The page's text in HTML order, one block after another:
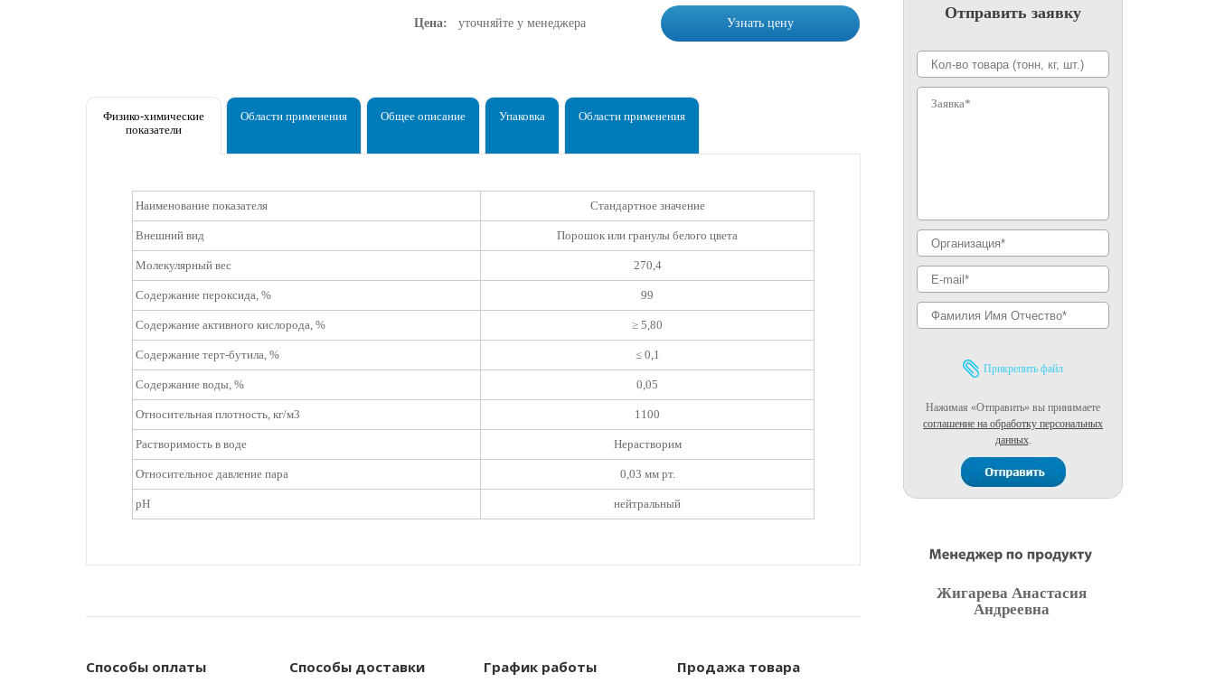
Цена: уточняйте у менеджера Узнать цену
Физико-химические
показатели
Области применения Общее описание Упаковка Области применения
Наименование показателя Стандартное значение
Внешний вид Порошок или гранулы белого цвета
Молекулярный вес 270,4
Содержание пероксида, % 99
Содержание активного кислорода, % ≥ 5,80
Содержание терт-бутила, % ≤ 0,1
Содержание воды, % 0,05
Относительная плотность, кг/м3 1100
Растворимость в воде Нерастворим
Относительное давление пара 0,03 мм рт.
pH нейтральный
Способы оплаты Способы доставки График работы Продажа товара
Отправить заявку
Прикрепить файл
Нажимая «Отправить» вы принимаете
соглашение на обработку персональных
данных.
Жигарева Анастасия
Андреевна